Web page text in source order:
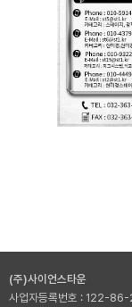
(주)사이언스타운
사업자등록번호 : 122-